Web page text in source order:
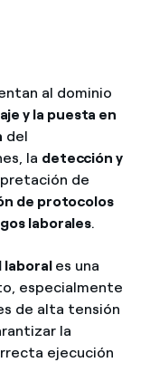
al dominio
y la puesta en
del
la detección y
de
de protocolos
laborales.
laboral es una
especialmente
de alta tensión
la
ejecución